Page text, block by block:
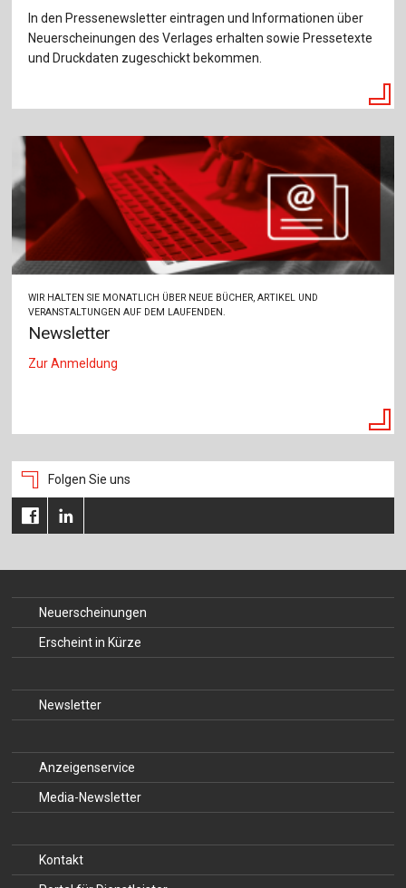
In den Pressenewsletter eintragen und Informationen über
Neuerscheinungen des Verlages erhalten sowie Pressetexte
und Druckdaten zugeschickt bekommen.
WIR HALTEN SIE MONATLICH ÜBER NEUE BÜCHER, ARTIKEL UND
VERANSTALTUNGEN AUF DEM LAUFENDEN.
Newsletter
Zur Anmeldung
Folgen Sie uns
Neuerscheinungen
Erscheint in Kürze
Newsletter
Anzeigenservice
Media-Newsletter
Kontakt